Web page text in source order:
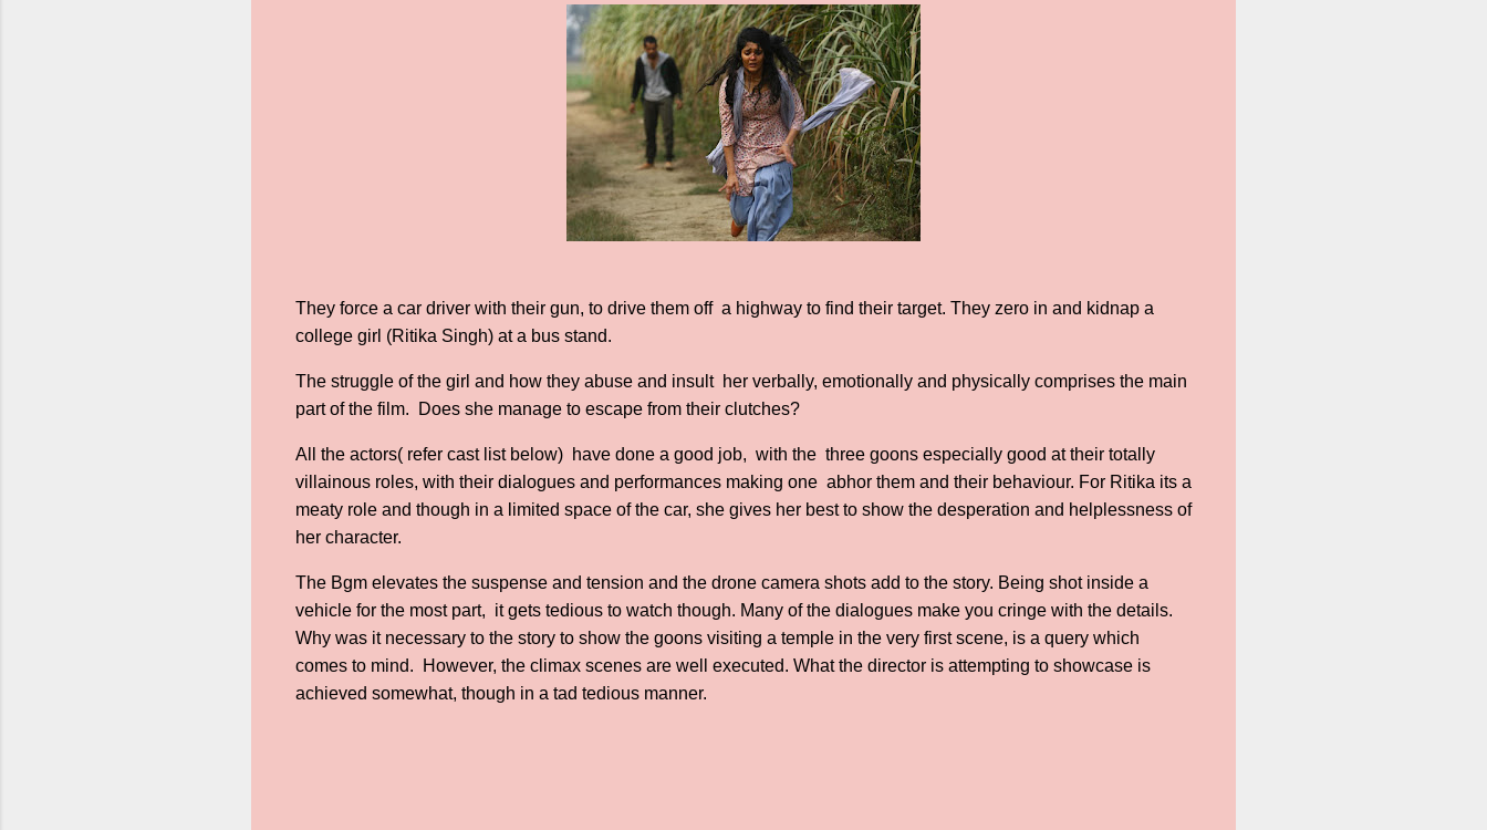
They force a car driver with their gun, to drive them off a highway to find their target. They zero in and kidnap a
college girl (Ritika Singh) at a bus stand.
The struggle of the girl and how they abuse and insult her verbally, emotionally and physically comprises the main
part of the film. Does she manage to escape from their clutches?
All the actors( refer cast list below) have done a good job, with the three goons especially good at their totally
villainous roles, with their dialogues and performances making one abhor them and their behaviour. For Ritika its a
meaty role and though in a limited space of the car, she gives her best to show the desperation and helplessness of
her character.
The Bgm elevates the suspense and tension and the drone camera shots add to the story. Being shot inside a
vehicle for the most part, it gets tedious to watch though. Many of the dialogues make you cringe with the details.
Why was it necessary to the story to show the goons visiting a temple in the very first scene, is a query which
comes to mind. However, the climax scenes are well executed. What the director is attempting to showcase is
achieved somewhat, though in a tad tedious manner.